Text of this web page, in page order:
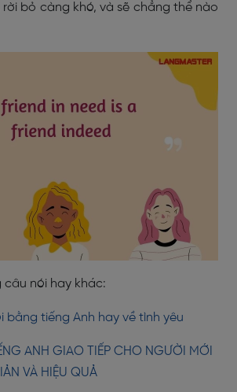
bỏ càng khó, và sẽ chẳng thể nào
câu nói hay khác:
bằng tiếng Anh hay về tình yêu
ANH GIAO TIẾP CHO NGƯỜI MỚI
VÀ HIỆU QUẢ